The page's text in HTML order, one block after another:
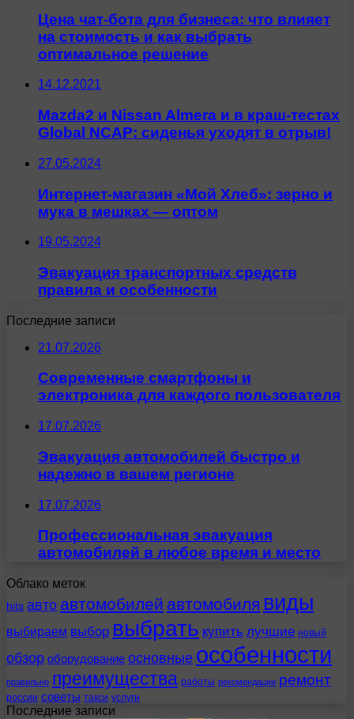
Цена чат-бота для бизнеса: что влияет
на стоимость и как выбрать
оптимальное решение
14.12.2021
Mazda2 и Nissan Almera и в краш-тестах
Global NCAP: сиденья уходят в отрыв!
27.05.2024
Интернет-магазин «Мой Хлеб»: зерно и
мука в мешках — оптом
19.05.2024
Эвакуация транспортных средств
правила и особенности
Последние записи
21.07.2026
Современные смартфоны и
электроника для каждого пользователя
17.07.2026
Эвакуация автомобилей быстро и
надежно в вашем регионе
17.07.2026
Профессиональная эвакуация
автомобилей в любое время и место
Облако меток
hits авто автомобилей автомобиля виды
выбираем выбор выбрать купить лучшие новый
обзор оборудование основные особенности
правильно преимущества работы рекомендации ремонт
россии советы такси услуги
Последние записи